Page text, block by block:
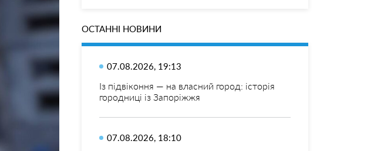
ОСТАННІ НОВИНИ
07.08.2026, 19:13
Із підвіконня — на власний город: історія
городниці із Запоріжжя
07.08.2026, 18:10